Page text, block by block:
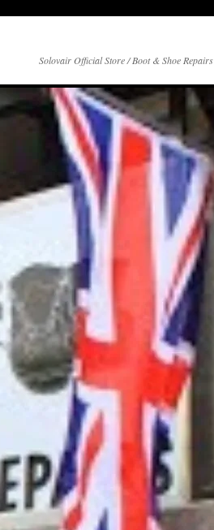
Solovair Official Store / Boot & Shoe Repairs